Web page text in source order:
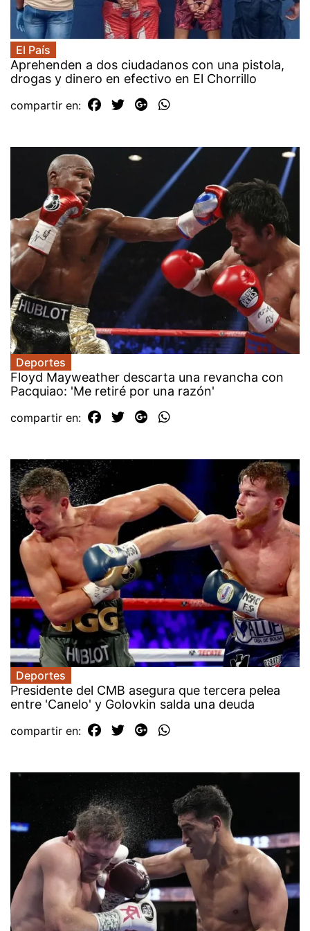
El País
Aprehenden a dos ciudadanos con una pistola,
drogas y dinero en efectivo en El Chorrillo
compartir en:
Deportes
Floyd Mayweather descarta una revancha con
Pacquiao: 'Me retiré por una razón'
compartir en:
Deportes
Presidente del CMB asegura que tercera pelea
entre 'Canelo' y Golovkin salda una deuda
compartir en: